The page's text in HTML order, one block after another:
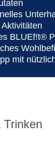
5 Sterne
BLUEf!t®
mit
Trinken